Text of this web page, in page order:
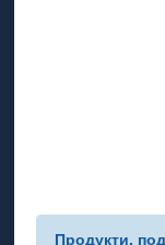
Продукти,